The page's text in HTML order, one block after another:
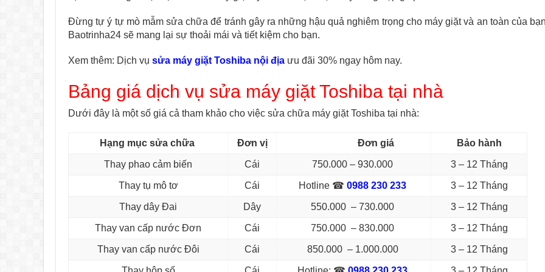
Đừng tự ý tự mò mẫm sửa chữa để tránh gây ra những hậu quả nghiêm trọng cho máy giặt và an toàn của
Baotrinha24 sẽ mang lại sự thoải mái và tiết kiệm cho bạn.
Xem thêm: Dịch vụ sửa máy giặt Toshiba nội địa ưu đãi 30% ngay hôm nay.
Bảng giá dịch vụ sửa máy giặt Toshiba tại nhà
Dưới đây là một số giá cả tham khảo cho việc sửa chữa máy giặt Toshiba tại nhà:
Hạng mục sửa chữa Đơn vị Đơn giá Bảo hành
Thay phao cảm biến Cái 750.000 – 930.000 3 – 12 Tháng
Thay tụ mô tơ Cái Hotline ☎ 0988 230 233 3 – 12 Tháng
Thay dây Đai Dây 550.000 – 730.000 3 – 12 Tháng
Thay van cấp nước Đơn Cái 750.000 – 830.000 3 – 12 Tháng
Thay van cấp nước Đôi Cái 850.000 – 1.000.000 3 – 12 Tháng